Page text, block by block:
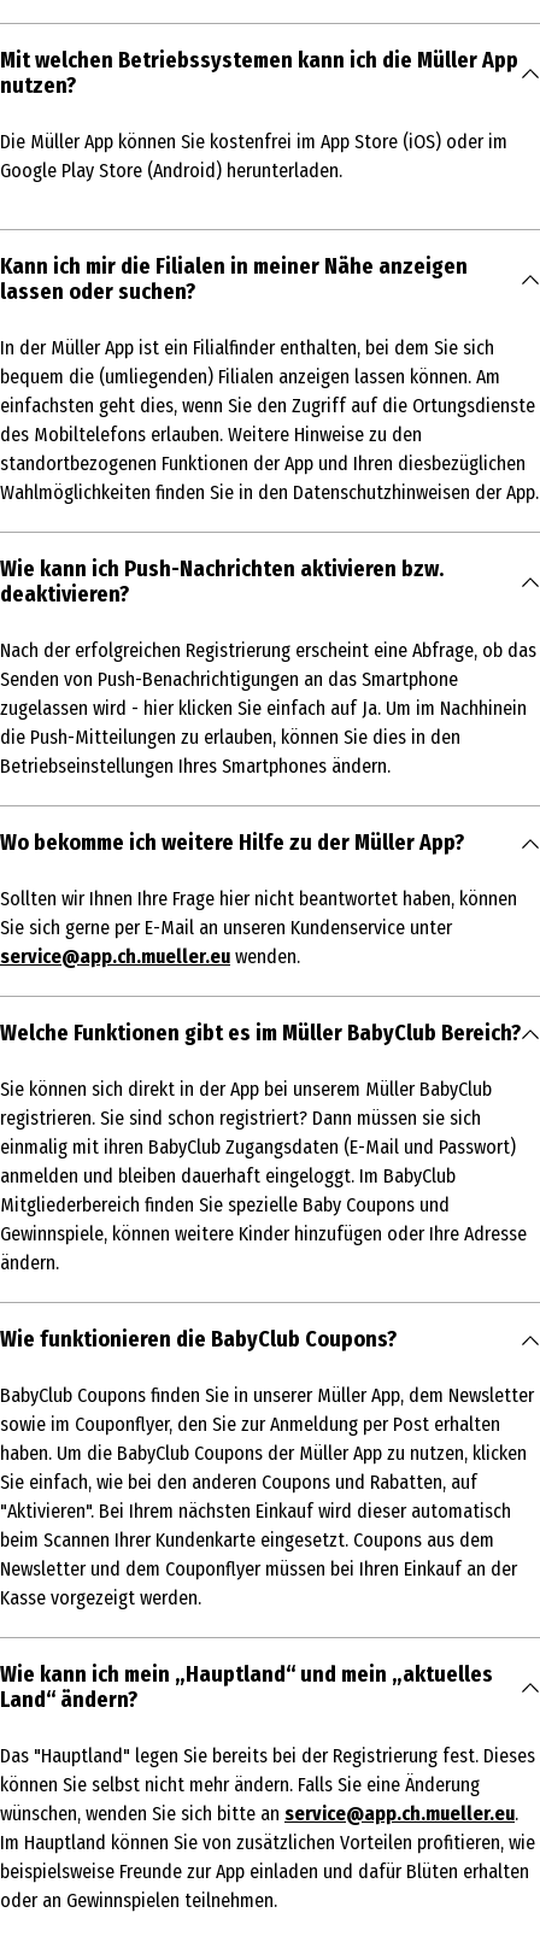
Mit welchen Betriebssystemen kann ich die Müller App
nutzen?
Die Müller App können Sie kostenfrei im App Store (iOS) oder im
Google Play Store (Android) herunterladen.
Kann ich mir die Filialen in meiner Nähe anzeigen
lassen oder suchen?
In der Müller App ist ein Filialfinder enthalten, bei dem Sie sich
bequem die (umliegenden) Filialen anzeigen lassen können. Am
einfachsten geht dies, wenn Sie den Zugriff auf die Ortungsdienste
des Mobiltelefons erlauben. Weitere Hinweise zu den
standortbezogenen Funktionen der App und Ihren diesbezüglichen
Wahlmöglichkeiten finden Sie in den Datenschutzhinweisen der App.
Wie kann ich Push-Nachrichten aktivieren bzw.
deaktivieren?
Nach der erfolgreichen Registrierung erscheint eine Abfrage, ob das
Senden von Push-Benachrichtigungen an das Smartphone
zugelassen wird - hier klicken Sie einfach auf Ja. Um im Nachhinein
die Push-Mitteilungen zu erlauben, können Sie dies in den
Betriebseinstellungen Ihres Smartphones ändern.
Wo bekomme ich weitere Hilfe zu der Müller App?
Sollten wir Ihnen Ihre Frage hier nicht beantwortet haben, können
Sie sich gerne per E-Mail an unseren Kundenservice unter
service@app.ch.mueller.eu wenden.
Welche Funktionen gibt es im Müller BabyClub Bereich?
Sie können sich direkt in der App bei unserem Müller BabyClub
registrieren. Sie sind schon registriert? Dann müssen sie sich
einmalig mit ihren BabyClub Zugangsdaten (E-Mail und Passwort)
anmelden und bleiben dauerhaft eingeloggt. Im BabyClub
Mitgliederbereich finden Sie spezielle Baby Coupons und
Gewinnspiele, können weitere Kinder hinzufügen oder Ihre Adresse
ändern.
Wie funktionieren die BabyClub Coupons?
BabyClub Coupons finden Sie in unserer Müller App, dem Newsletter
sowie im Couponflyer, den Sie zur Anmeldung per Post erhalten
haben. Um die BabyClub Coupons der Müller App zu nutzen, klicken
Sie einfach, wie bei den anderen Coupons und Rabatten, auf
"Aktivieren". Bei Ihrem nächsten Einkauf wird dieser automatisch
beim Scannen Ihrer Kundenkarte eingesetzt. Coupons aus dem
Newsletter und dem Couponflyer müssen bei Ihren Einkauf an der
Kasse vorgezeigt werden.
Wie kann ich mein „Hauptland“ und mein „aktuelles
Land“ ändern?
Das "Hauptland" legen Sie bereits bei der Registrierung fest. Dieses
können Sie selbst nicht mehr ändern. Falls Sie eine Änderung
wünschen, wenden Sie sich bitte an service@app.ch.mueller.eu.
Im Hauptland können Sie von zusätzlichen Vorteilen profitieren, wie
beispielsweise Freunde zur App einladen und dafür Blüten erhalten
oder an Gewinnspielen teilnehmen.